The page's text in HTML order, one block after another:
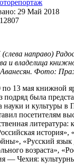
29 Май 2018
направо)
и владелица
Фото:
13 мая книжной
подряд была
науки и культуры в
посетителям
литература:
«Русский язык
возраста»,
— Чехия: